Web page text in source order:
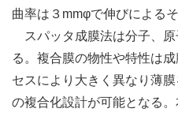
曲率は３mmφで伸びによる
スパッタ成膜法は分子、原
る。複合膜の物性や特性は
セスにより大きく異なり薄
の複合化設計が可能となる